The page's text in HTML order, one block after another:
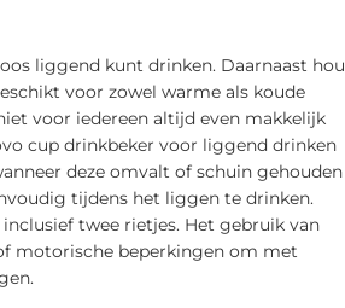
liggend kunt drinken. Daarnaast hou
voor zowel warme als koude
voor iedereen altijd even makkelijk
cup drinkbeker voor liggend drinken
deze omvalt of schuin gehouden
tijdens het liggen te drinken.
twee rietjes. Het gebruik van
motorische beperkingen om met